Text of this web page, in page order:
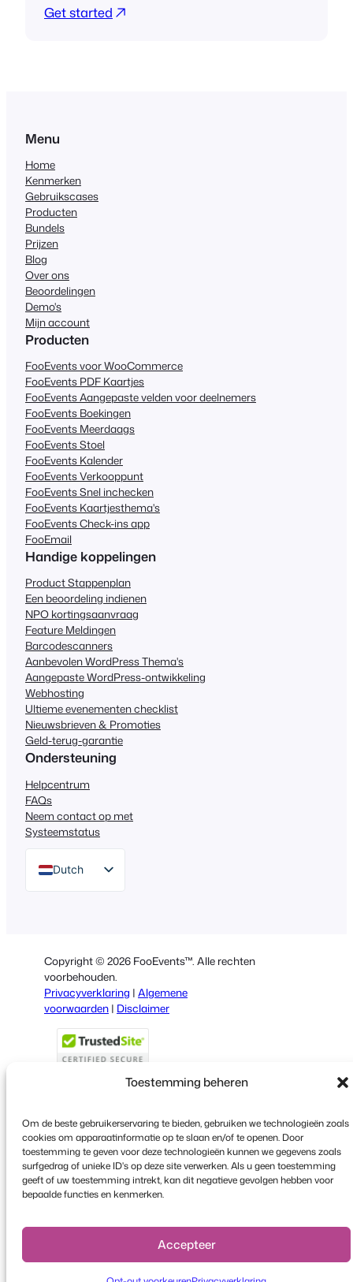
Toestemming beheren
Om de beste gebruikerservaring te bieden, gebruiken we technologieën zoals
cookies om apparaatinformatie op te slaan en/of te openen. Door
toestemming te geven voor deze technologieën kunnen we gegevens zoals
surfgedrag of unieke ID's op deze site verwerken. Als u geen toestemming
geeft of uw toestemming intrekt, kan dit negatieve gevolgen hebben voor
bepaalde functies en kenmerken.
Accepteer
Get started
Menu
Home
Kenmerken
Gebruikscases
Producten
Bundels
Prijzen
Blog
Over ons
Beoordelingen
Demo's
Mijn account
Producten
FooEvents voor WooCommerce
FooEvents PDF Kaartjes
FooEvents Aangepaste velden voor deelnemers
FooEvents Boekingen
FooEvents Meerdaags
FooEvents Stoel
FooEvents Kalender
FooEvents Verkooppunt
FooEvents Snel inchecken
FooEvents Kaartjesthema's
FooEvents Check-ins app
FooEmail
Handige koppelingen
Product Stappenplan
Een beoordeling indienen
NPO kortingsaanvraag
Feature Meldingen
Barcodescanners
Aanbevolen WordPress Thema's
Aangepaste WordPress-ontwikkeling
Webhosting
Ultieme evenementen checklist
Nieuwsbrieven & Promoties
Geld-terug-garantie
Ondersteuning
Helpcentrum
FAQs
Neem contact op met
Systeemstatus
Dutch
English
Italian
Portuguese
French
Polish
Copyright © 2026 FooEvents™. Alle rechten
voorbehouden.
Privacyverklaring | Algemene
voorwaarden | Disclaimer
X